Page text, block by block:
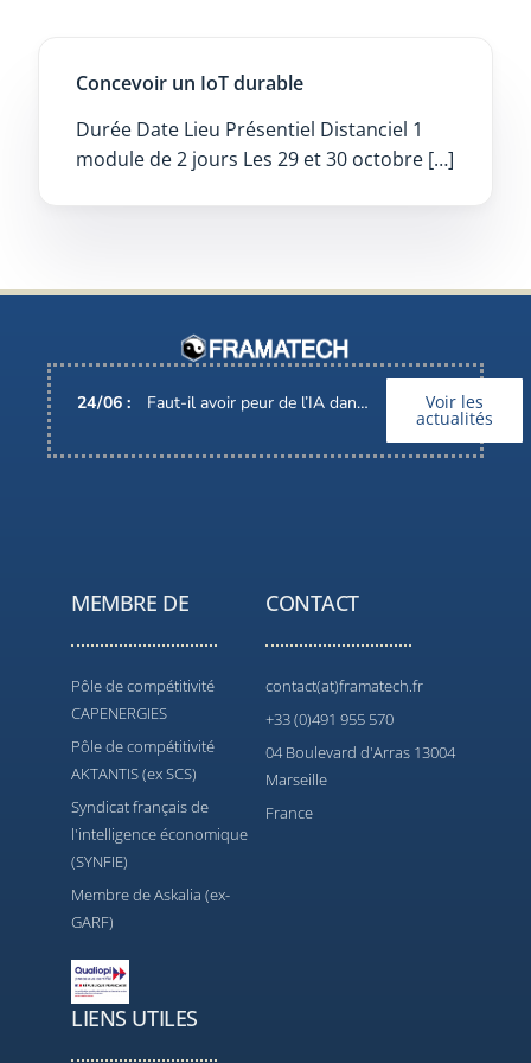
Concevoir un IoT durable
Durée Date Lieu Présentiel Distanciel 1
module de 2 jours Les 29 et 30 octobre […]
24/06 : Faut-il avoir peur de l’IA dans nos métiers ? Voir les
actualités
MEMBRE DE
Pôle de compétitivité
CAPENERGIES
Pôle de compétitivité
AKTANTIS (ex SCS)
Syndicat français de
l'intelligence économique
(SYNFIE)
Membre de Askalia (ex-
GARF)
CONTACT
contact(at)framatech.fr
+33 (0)491 955 570
04 Boulevard d'Arras 13004
Marseille
France
LIENS UTILES